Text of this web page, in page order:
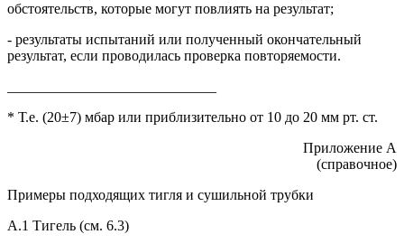
обстоятельств, которые могут повлиять на результат;
- результаты испытаний или полученный окончательный
результат, если проводилась проверка повторяемости.
* Т.е. (20±7) мбар или приблизительно от 10 до 20 мм рт. ст.
Приложение А
(справочное)
Примеры подходящих тигля и сушильной трубки
А.1 Тигель (см. 6.3)